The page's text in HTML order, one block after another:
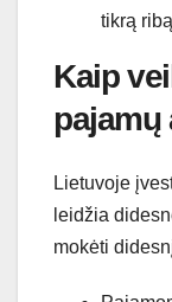
tikrą
Kaip
pajamų
Lietuvoje
leidžia
mokėti